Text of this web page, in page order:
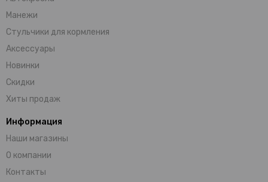
Манежи
Стульчики для кормления
Аксессуары
Новинки
Скидки
Хиты продаж
Информация
Наши магазины
О компании
Контакты